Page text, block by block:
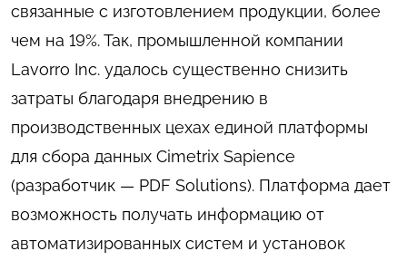
связанные с изготовлением продукции, более
чем на 19%. Так, промышленной компании
Lavorro Inc. удалось существенно снизить
затраты благодаря внедрению в
производственных цехах единой платформы
для сбора данных Cimetrix Sapience
(разработчик — PDF Solutions). Платформа дает
возможность получать информацию от
автоматизированных систем и установок